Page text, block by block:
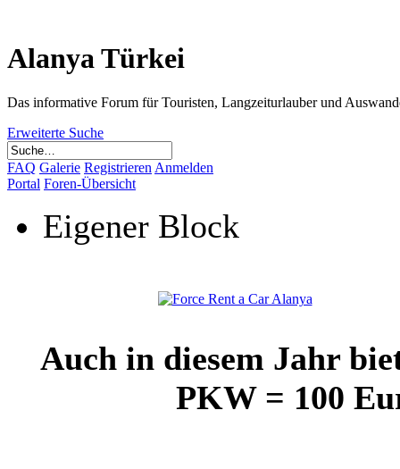
Alanya Türkei
Das informative Forum für Touristen, Langzeiturlauber und
Erweiterte Suche
FAQ Galerie Registrieren Anmelden
Portal Foren-Übersicht
Eigener Block
Auch in diesem Jahr
PKW = 100